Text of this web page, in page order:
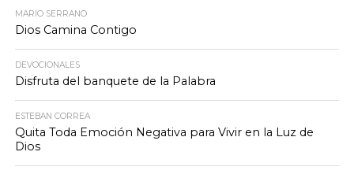
MARIO SERRANO
Dios Camina Contigo
DEVOCIONALES
Disfruta del banquete de la Palabra
ESTEBAN CORREA
Quita Toda Emoción Negativa para Vivir en la Luz de
Dios